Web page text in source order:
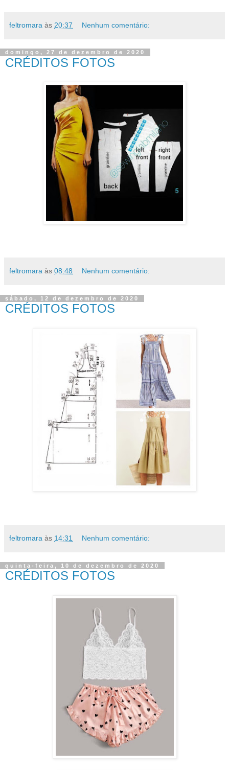
feltromara às 20:37 Nenhum comentário:
domingo, 27 de dezembro de 2020
CRÉDITOS FOTOS
feltromara às 08:48 Nenhum comentário:
sábado, 12 de dezembro de 2020
CRÉDITOS FOTOS
feltromara às 14:31 Nenhum comentário:
quinta-feira, 10 de dezembro de 2020
CRÉDITOS FOTOS